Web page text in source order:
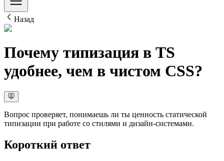
Назад
Почему типизация в TS
удобнее, чем в чистом CSS?
Вопрос проверяет, понимаешь ли ты ценность статической
типизации при работе со стилями и дизайн-системами.
Короткий ответ